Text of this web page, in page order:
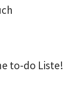
to-do Liste!